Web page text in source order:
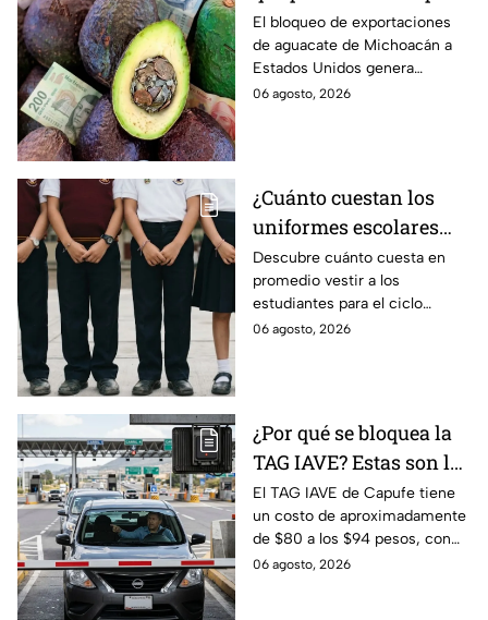
el bloqueo de Estados
Unidos al aguate de
Michoacán
El bloqueo de exportaciones
de aguacate de Michoacán a
Estados Unidos genera
pérdidas millonarias.
06 agosto, 2026
¿Cuánto cuestan los
uniformes escolares
para el regreso a clases
2026, según su grado?
Descubre cuánto cuesta en
promedio vestir a los
estudiantes para el ciclo
escolar 2026-2027 y consejos
06 agosto, 2026
¿Por qué se bloquea la
TAG IAVE? Estas son las
razones por las que no
pasa en la caseta
El TAG IAVE de Capufe tiene
un costo de aproximadamente
de $80 a los $94 pesos, con
IVA incluido; te compartimos
06 agosto, 2026